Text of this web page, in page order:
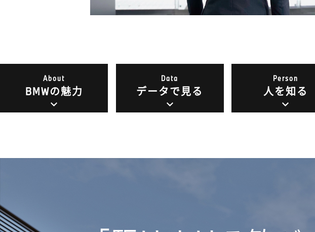
About
BMWの魅力
Data
データで見る
Person
人を知る